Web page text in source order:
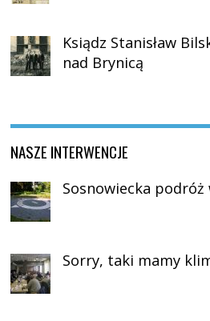
Ksiądz Stanisław
nad Brynicą
NASZE INTERWENCJE
Sosnowiecka podróż
Sorry, taki mamy